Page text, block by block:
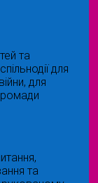
та
для
для
та